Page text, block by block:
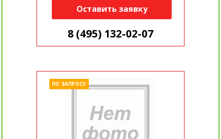
Оставить заявку
8 (495) 132-02-07
ПО ЗАПРОСУ